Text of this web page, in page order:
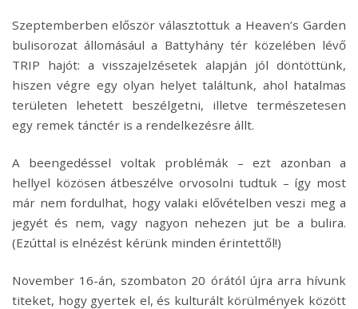
Szeptemberben először választottuk a Heaven’s Garden
bulisorozat állomásául a Battyhány tér közelében lévő
TRIP hajót: a visszajelzésetek alapján jól döntöttünk,
hiszen végre egy olyan helyet találtunk, ahol hatalmas
területen lehetett beszélgetni, illetve természetesen
egy remek tánctér is a rendelkezésre állt.
A beengedéssel voltak problémák – ezt azonban a
hellyel közösen átbeszélve orvosolni tudtuk – így most
már nem fordulhat, hogy valaki elővételben veszi meg a
jegyét és nem, vagy nagyon nehezen jut be a bulira.
(Ezúttal is elnézést kérünk minden érintettől!)
November 16-án, szombaton 20 órától újra arra hívunk
titeket, hogy gyertek el, és kulturált körülmények között